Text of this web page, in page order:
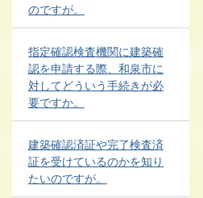
のですが。
指定確認検査機関に建築確
認を申請する際、和泉市に
対してどういう手続きが必
要ですか。
建築確認済証や完了検査済
証を受けているのかを知り
たいのですが。